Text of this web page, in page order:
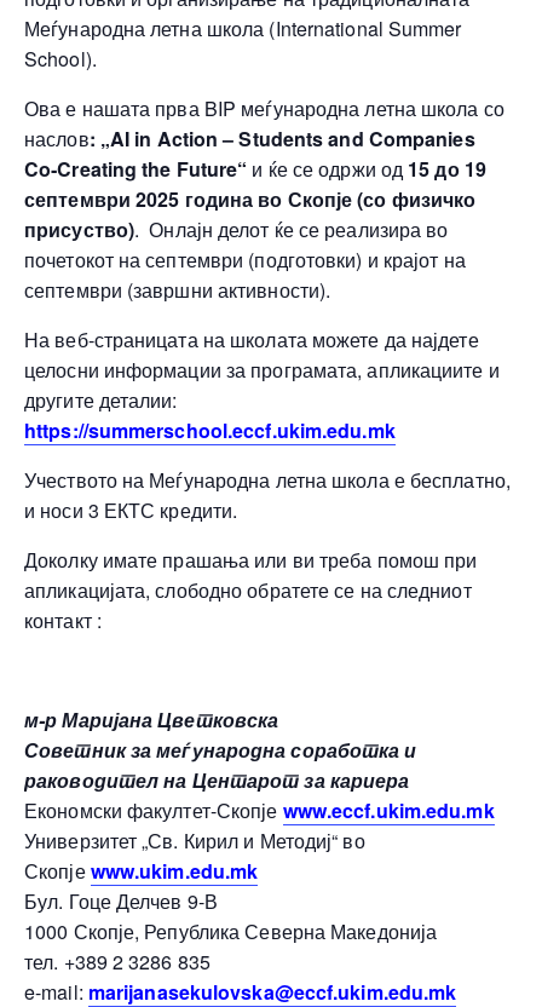
Меѓународна летна школа (International Summer
School).
Ова е нашата прва BIP меѓународна летна школа со
наслов: „AI in Action – Students and Companies
Co‑Creating the Future“ и ќе се одржи од 15 до 19
септември 2025 година во Скопје (со физичко
присуство). Онлајн делот ќе се реализира во
почетокот на септември (подготовки) и крајот на
септември (завршни активности).
На веб‑страницата на школата можете да најдете
целосни информации за програмата, апликациите и
другите деталии:
https://summerschool.eccf.ukim.edu.mk
Учеството на Меѓународна летна школа е бесплатно,
и носи 3 ЕКТС кредити.
Доколку имате прашања или ви треба помош при
апликацијата, слободно обратете се на следниот
контакт :
м-р Маријана Цветковска
Советник за меѓународна соработка и
раководител на Центарот за кариера
Економски факултет-Скопје www.eccf.ukim.edu.mk
Универзитет „Св. Кирил и Методиј“ во
Скопјеwww.ukim.edu.mk
Бул. Гоце Делчев 9-В
1000 Скопје, Република Северна Македонија
тел. +389 2 3286 835
e-mail: marijanasekulovska@eccf.ukim.edu.mk